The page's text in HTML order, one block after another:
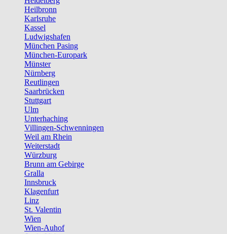
Heilbronn
Karlsruhe
Kassel
Ludwigshafen
München Pasing
München-Europark
Münster
Nürnberg
Reutlingen
Saarbrücken
Stuttgart
Ulm
Unterhaching
Villingen-Schwenningen
Weil am Rhein
Weiterstadt
Würzburg
Brunn am Gebirge
Gralla
Innsbruck
Klagenfurt
Linz
St. Valentin
Wien
Wien-Auhof